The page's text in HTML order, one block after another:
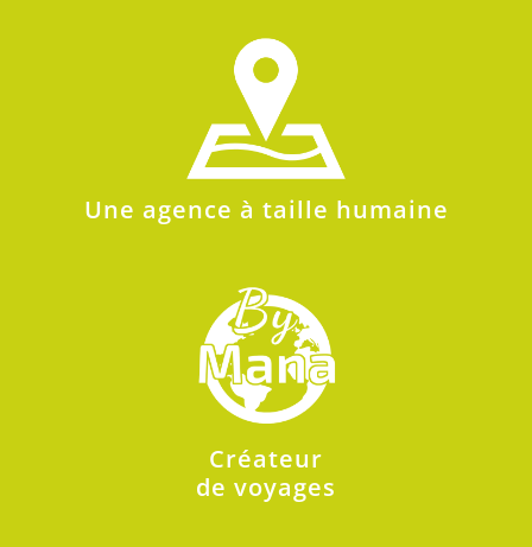
Une agence à taille humaine
Créateur
de voyages